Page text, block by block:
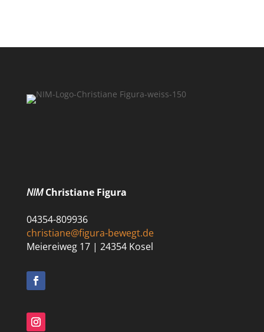
NIMChristiane Figura
04354-809936
christiane@figura-bewegt.de
Meiereiweg 17 | 24354 Kosel